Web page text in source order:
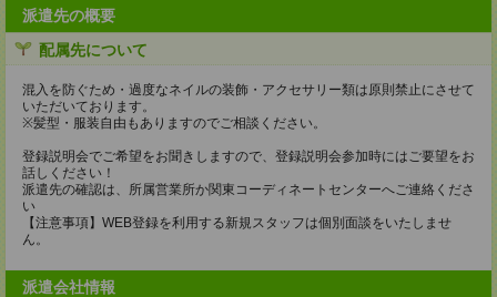
派遣先の概要
配属先について
混入を防ぐため・過度なネイルの装飾・アクセサリー類は原則禁止にさせて
いただいております。
※髪型・服装自由もありますのでご相談ください。
登録説明会でご希望をお聞きしますので、登録説明会参加時にはご要望をお
話しください！
派遣先の確認は、所属営業所か関東コーディネートセンターへご連絡くださ
い
【注意事項】WEB登録を利用する新規スタッフは個別面談をいたしませ
ん。
派遣会社情報